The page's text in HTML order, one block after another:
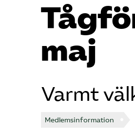
maj
Varmt
Medlemsinformation